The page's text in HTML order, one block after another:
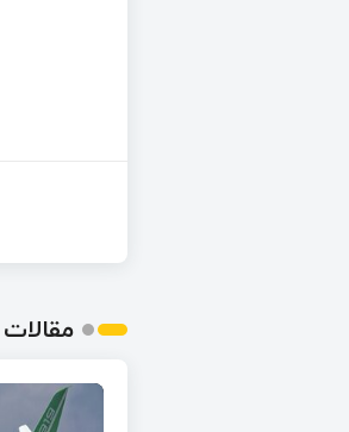
مقالات